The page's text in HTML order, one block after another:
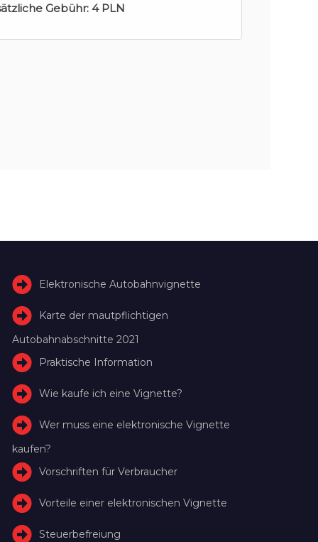
Gebühr: 4 PLN
Elektronische Autobahnvignette
Karte der mautpflichtigen
Autobahnabschnitte 2021
Praktische Information
Wie kaufe ich eine Vignette?
Wer muss eine elektronische Vignette
kaufen?
Vorschriften für Verbraucher
Vorteile einer elektronischen Vignette
Steuerbefreiung